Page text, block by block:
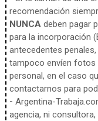
recomendación
NUNCAdeben pagar
para la incorporación
antecedentes
tampoco envíen fotos
personal, en el caso
contactarnos para
- Argentina-
agencia, ni